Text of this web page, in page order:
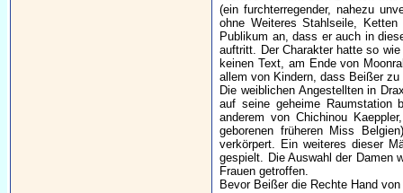
(ein furchterregender, nahezu
ohne Weiteres Stahlseile,
Publikum an, dass er auch in
auftritt. Der Charakter hatte so
keinen Text, am Ende von
allem von Kindern, dass Beißer
Die weiblichen Angestellten in
auf seine geheime Raumstation
anderem von Chichinou
geborenen früheren Miss
verkörpert. Ein weiteres dieser
gespielt. Die Auswahl der Damen
Frauen getroffen.
Bevor Beißer die Rechte Hand